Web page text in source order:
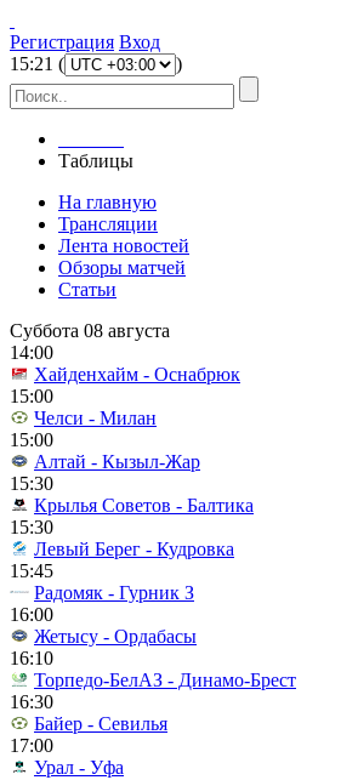
Регистрация Вход
15:21 ( )
Таблицы
На главную
Трансляции
Лента новостей
Обзоры матчей
Статьи
Суббота 08 августа
14:00
Хайденхайм - Оснабрюк
15:00
Челси - Милан
15:00
Алтай - Кызыл-Жар
15:30
Крылья Советов - Балтика
15:30
Левый Берег - Кудровка
15:45
Радомяк - Гурник З
16:00
Жетысу - Ордабасы
16:10
Торпедо-БелАЗ - Динамо-Брест
16:30
Байер - Севилья
17:00
Урал - Уфа